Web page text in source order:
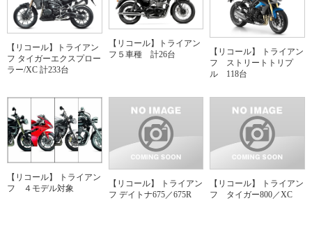
【リコール】トライアン
フ タイガーエクスプロー
ラー/XC 計233台
【リコール】トライアン
フ５車種 計26台
【リコール】 トライアン
フ ストリートトリプ
ル 118台
【リコール】 トライアン
フ ４モデル対象
【リコール】 トライアン
フ デイトナ675／675R
【リコール】 トライアン
フ タイガー800／XC